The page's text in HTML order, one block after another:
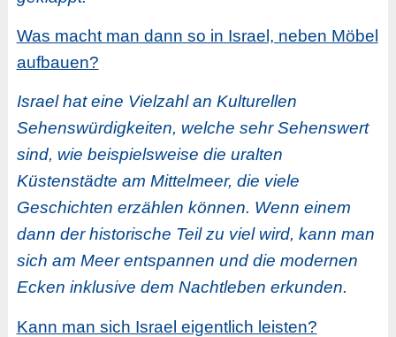
Was macht man dann so in Israel, neben Möbel
aufbauen?
Israel hat eine Vielzahl an Kulturellen
Sehenswürdigkeiten, welche sehr Sehenswert
sind, wie beispielsweise die uralten
Küstenstädte am Mittelmeer, die viele
Geschichten erzählen können. Wenn einem
dann der historische Teil zu viel wird, kann man
sich am Meer entspannen und die modernen
Ecken inklusive dem Nachtleben erkunden.
Kann man sich Israel eigentlich leisten?